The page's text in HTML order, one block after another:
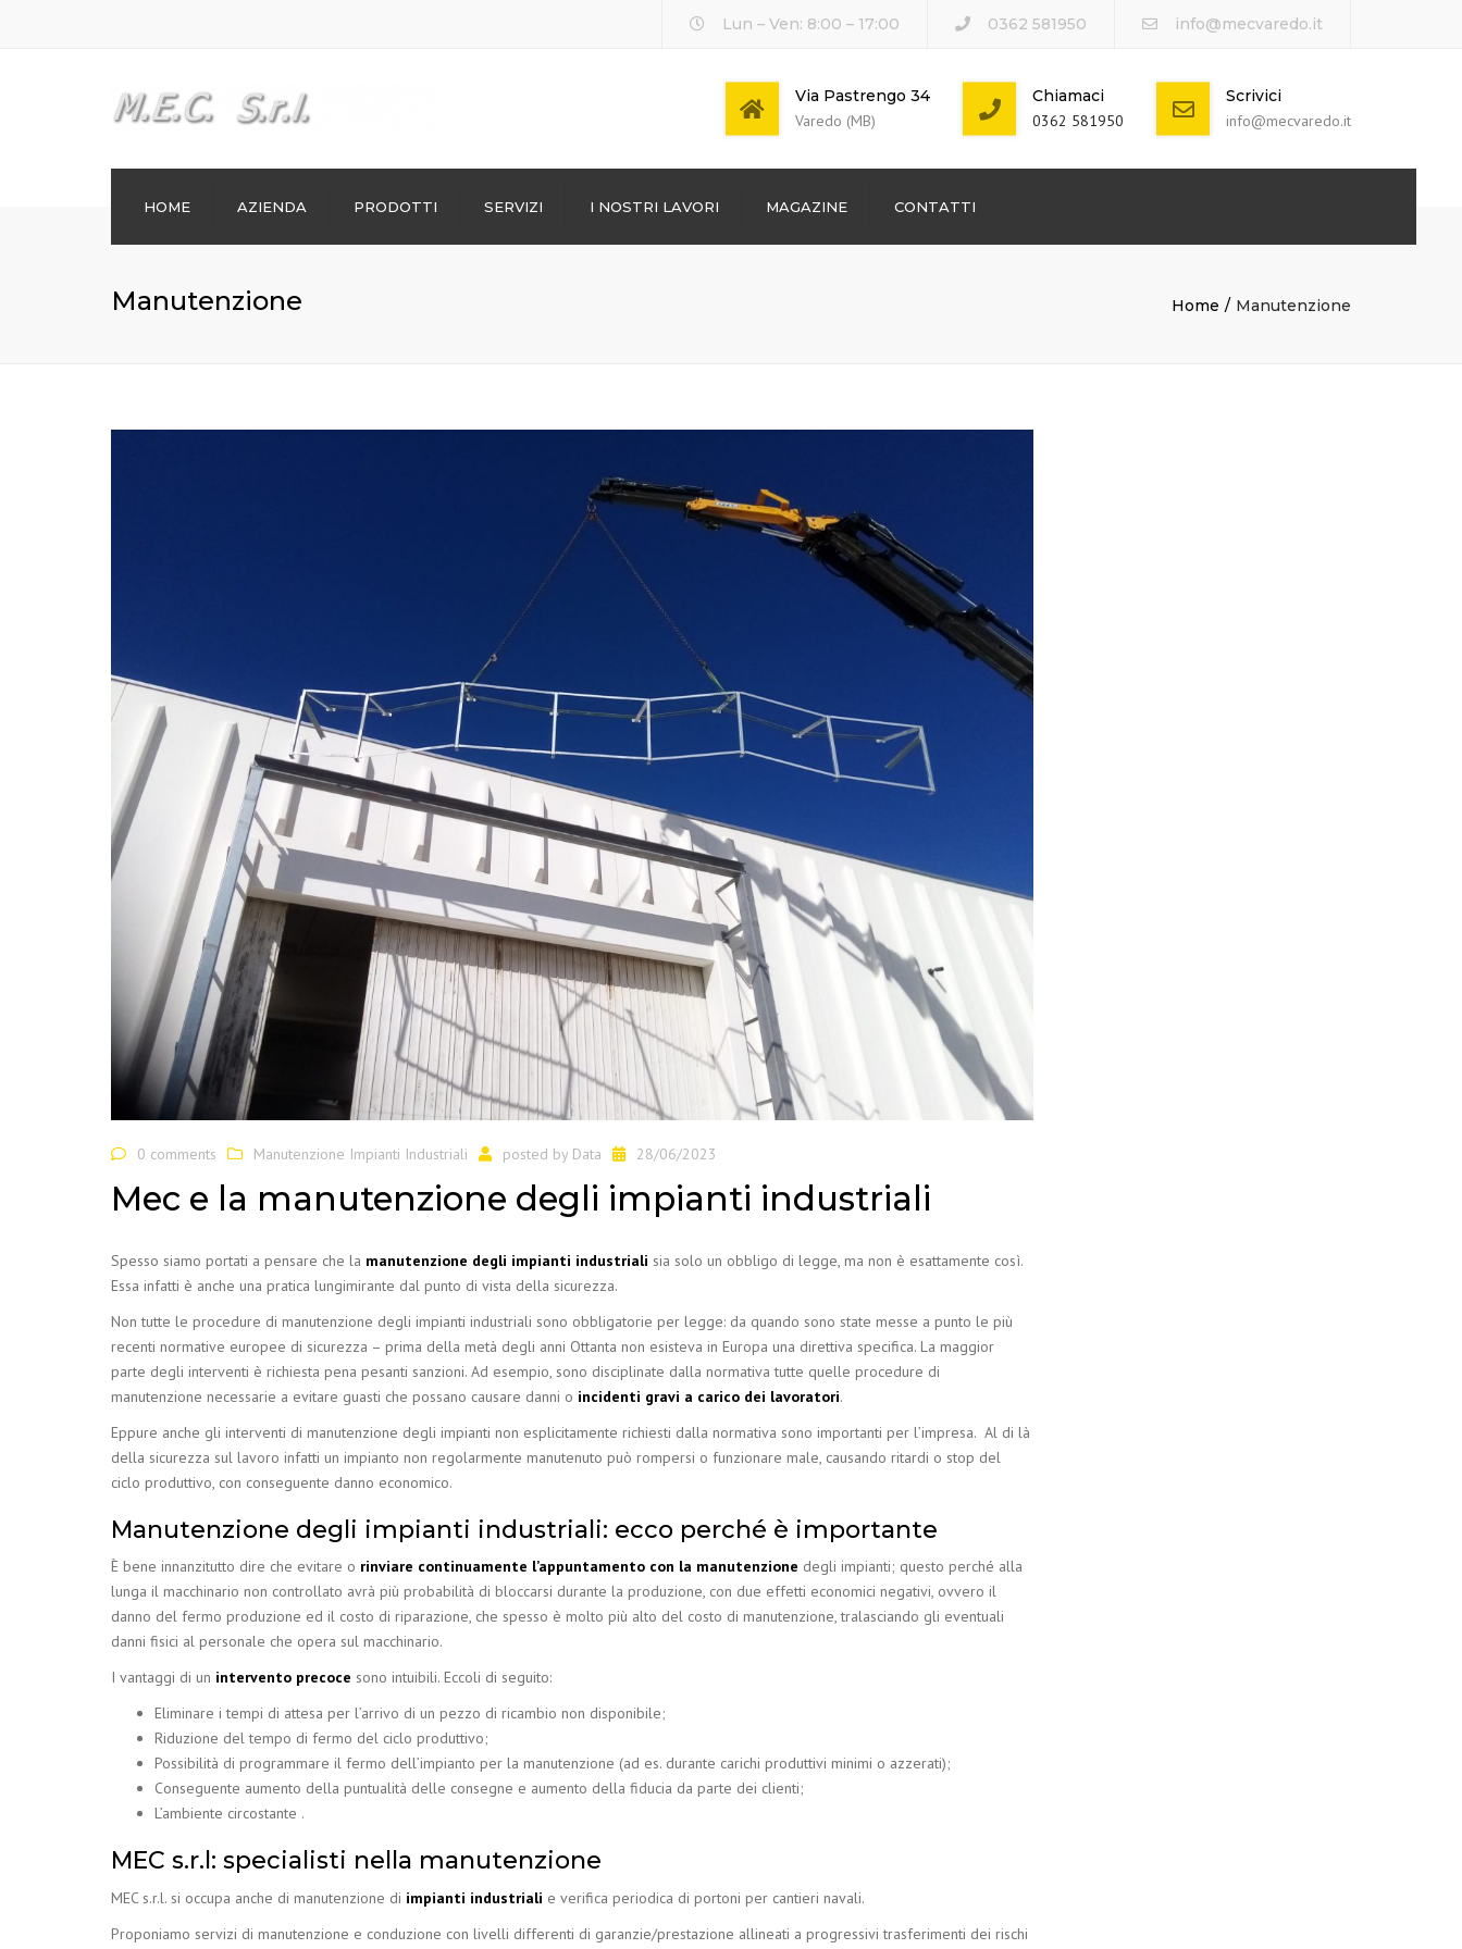
Lun – Ven: 8:00 – 17:00 0362 581950 info@mecvaredo.it
Via Pastrengo 34
Varedo (MB)
Chiamaci
0362 581950
Scrivici
info@mecvaredo.it
HOME AZIENDA PRODOTTI
Camere filtri e telai
portafiltri
SERVIZI I NOSTRI LAVORI MAGAZINE CONTATTI
Manutenzione Home Manutenzione
0 comments Manutenzione Impianti Industriali posted by Data 28/06/2023
Mec e la manutenzione degli impianti industriali
Spesso siamo portati a pensare che la manutenzione degli impianti industriali sia solo un obbligo di legge, ma non è esattamente così.
Essa infatti è anche una pratica lungimirante dal punto di vista della sicurezza.
Non tutte le procedure di manutenzione degli impianti industriali sono obbligatorie per legge: da quando sono state messe a punto le più
recenti normative europee di sicurezza – prima della metà degli anni Ottanta non esisteva in Europa una direttiva specifica. La maggior
parte degli interventi è richiesta pena pesanti sanzioni. Ad esempio, sono disciplinate dalla normativa tutte quelle procedure di
manutenzione necessarie a evitare guasti che possano causare danni o incidenti gravi a carico dei lavoratori.
Eppure anche gli interventi di manutenzione degli impianti non esplicitamente richiesti dalla normativa sono importanti per l’impresa. Al di là
della sicurezza sul lavoro infatti un impianto non regolarmente manutenuto può rompersi o funzionare male, causando ritardi o stop del
ciclo produttivo, con conseguente danno economico.
Manutenzione degli impianti industriali: ecco perché è importante
È bene innanzitutto dire che evitare o rinviare continuamente l’appuntamento con la manutenzione degli impianti; questo perché alla
lunga il macchinario non controllato avrà più probabilità di bloccarsi durante la produzione, con due effetti economici negativi, ovvero il
danno del fermo produzione ed il costo di riparazione, che spesso è molto più alto del costo di manutenzione, tralasciando gli eventuali
danni fisici al personale che opera sul macchinario.
I vantaggi di un intervento precoce sono intuibili. Eccoli di seguito:
Eliminare i tempi di attesa per l’arrivo di un pezzo di ricambio non disponibile;
Riduzione del tempo di fermo del ciclo produttivo;
Possibilità di programmare il fermo dell’impianto per la manutenzione (ad es. durante carichi produttivi minimi o azzerati);
Conseguente aumento della puntualità delle consegne e aumento della fiducia da parte dei clienti;
L’ambiente circostante .
MEC s.r.l: specialisti nella manutenzione
MEC s.r.l. si occupa anche di manutenzione di impianti industriali e verifica periodica di portoni per cantieri navali.
Proponiamo servizi di manutenzione e conduzione con livelli differenti di garanzie/prestazione allineati a progressivi trasferimenti dei rischi